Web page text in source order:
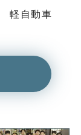
軽自動車